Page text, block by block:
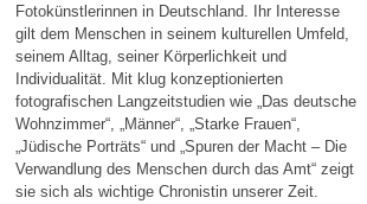
Vergrößern
Fotokünstlerinnen in Deutschland. Ihr Interesse
gilt dem Menschen in seinem kulturellen Umfeld,
seinem Alltag, seiner Körperlichkeit und
Individualität. Mit klug konzeptionierten
fotografischen Langzeitstudien wie „Das deutsche
Wohnzimmer“, „Männer“, „Starke Frauen“,
„Jüdische Porträts“ und „Spuren der Macht – Die
Verwandlung des Menschen durch das Amt“ zeigt
sie sich als wichtige Chronistin unserer Zeit.